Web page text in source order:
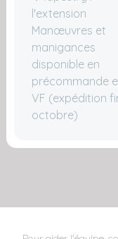
l'extension
Manœuvres et
manigances
disponible en
précommande
VF (expédition
octobre)